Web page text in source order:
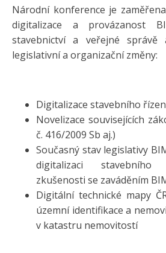
Národní konference je
digitalizace a provázanost
stavebnictví a veřejné správě
legislativní a organizační změny:
Digitalizace stavebního
Novelizace souvisejících
č. 416/2009 Sb aj.)
Současný stav legislativy
digitalizaci
zkušenosti se zaváděním
Digitální technické mapy
územní identifikace a
v katastru nemovitostí